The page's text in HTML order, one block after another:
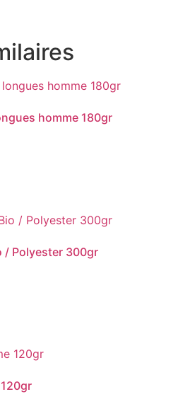
homme 180gr
/ Polyester 300gr